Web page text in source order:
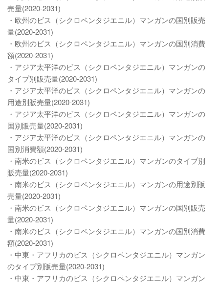
売量(2020-2031)
・欧州のビス（シクロペンタジエニル）マンガンの国別販売
量(2020-2031)
・欧州のビス（シクロペンタジエニル）マンガンの国別消費
額(2020-2031)
・アジア太平洋のビス（シクロペンタジエニル）マンガンの
タイプ別販売量(2020-2031)
・アジア太平洋のビス（シクロペンタジエニル）マンガンの
用途別販売量(2020-2031)
・アジア太平洋のビス（シクロペンタジエニル）マンガンの
国別販売量(2020-2031)
・アジア太平洋のビス（シクロペンタジエニル）マンガンの
国別消費額(2020-2031)
・南米のビス（シクロペンタジエニル）マンガンのタイプ別
販売量(2020-2031)
・南米のビス（シクロペンタジエニル）マンガンの用途別販
売量(2020-2031)
・南米のビス（シクロペンタジエニル）マンガンの国別販売
量(2020-2031)
・南米のビス（シクロペンタジエニル）マンガンの国別消費
額(2020-2031)
・中東・アフリカのビス（シクロペンタジエニル）マンガン
のタイプ別販売量(2020-2031)
・中東・アフリカのビス（シクロペンタジエニル）マンガン